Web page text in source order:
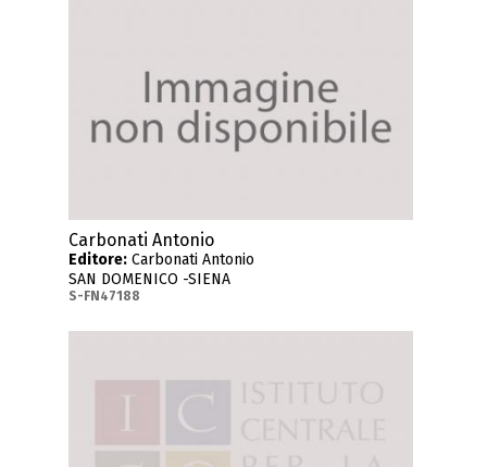
Carbonati Antonio
Editore: Carbonati Antonio
SAN DOMENICO -SIENA
S-FN47188